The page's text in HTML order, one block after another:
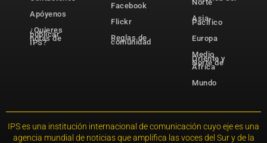
Apóyenos
¿Quieres
publicar
notas de
IPS?
Facebook
Flickr
Reglas de
comunidad
Norte
Asia-
Pacífico
Europa
Medio
Oriente y
Norte de
África
Mundo
IPS es una institución internacional de comunicación cuyo eje es una
agencia mundial de noticias que amplifica las voces del Sur y de la